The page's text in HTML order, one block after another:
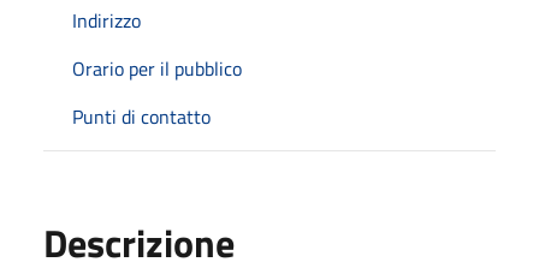
Indirizzo
Orario per il pubblico
Punti di contatto
Descrizione